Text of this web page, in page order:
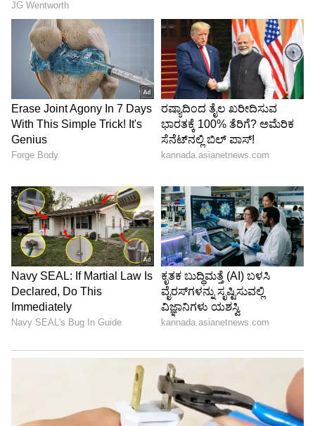
ಯೋಜನೆಗಳು ಇರುತ್ತವೆ. ಸಂಬಂಧಗಳನ್ನು ಮಾಧುರ್ಯದಿಂದ
ನಿರ್ವಹಿಸಲು ಪ್ರಯತ್ನಿಸುತ್ತೀರಿ. ಪ್ರೀತಿಪಾತ್ರರ ಭೇಟಿಯು
ಸಂತೋಷವನ್ನು ತರುತ್ತದೆ. ವೆಚ್ಚ ಅಧಿಕವಾಗಲಿದೆ. ತಪ್ಪು
ಕಾರ್ಯಗಳಲ್ಲಿ ಸಮಯ ಕಳೆದುಹೋಗುತ್ತದೆ. ನಿಮ್ಮ
ಅಜಾಗರೂಕತೆ ನಿಮಗೆ ನೋವುಂಟು ಮಾಡಬಹುದು.
ಮಕರ(Capricorn):
ಸಮಯವು ಅನುಕೂಲಕರವಾಗಿದೆ.
ಸಾಲ ಕೊಟ್ಟ ಹಣ ಸಿಗಲಿದೆ. ಕುಟುಂಬದೊಂದಿಗೆ ವಿನೋದ
ತೆರೆದುಕೊಳ್ಳುತ್ತದೆ. ನಿಮ್ಮ ಯಾವುದೇ ಕನಸನ್ನು ನನಸಾಗಿಸಲು
ಇದು ಸರಿಯಾದ ಸಮಯ. ವಿದ್ಯಾರ್ಥಿಗಳು ತಮ್ಮ
ಅಧ್ಯಯನದಲ್ಲಿ ಕೆಲವು ಅಡಚಣೆಗಳನ್ನು ಎದುರಿಸಬಹುದು.
ಇತರರ ಭಾವನೆಗಳನ್ನು ನಿರ್ಲಕ್ಷಿಸಬೇಡಿ.
Agni Gayatri Mantra: ಆರೋಗ್ಯ, ಆಯುಷ್ಯ,
ಇಂದು ಹೆಚ್ಚಿನ ಸಮಯವನ್ನು ನಿಮ್ಮ
ಆಸಕ್ತಿಯ ಚಟುವಟಿಕೆಗಳಲ್ಲಿ ಕಳೆಯುತ್ತೀರಿ. ಇದು ನಿಮಗೆ